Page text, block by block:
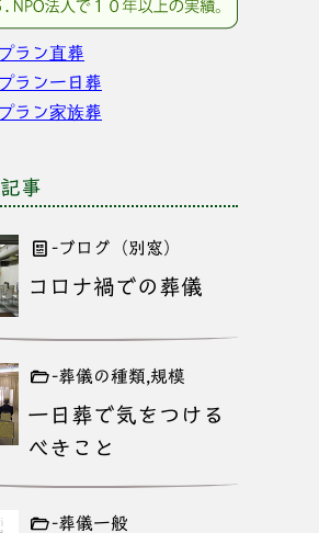
事
-ブログ（別窓）
コロナ禍での葬儀
-葬儀の種類,規模
一日葬で気をつける
べきこと
-葬儀一般